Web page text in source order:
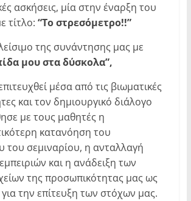
ασκήσεις, μία στην έναρξη του
τίτλο: “Το στρεσόμετρο!!”
της συνάντησης μας με
μου στα δύσκολα”,
μέσα από τις βιωματικές
και τον δημιουργικό διάλογο
με τους μαθητές η
κατανόηση του
του σεμιναρίου, η ανταλλαγή
και η ανάδειξη των
της προσωπικότητας μας ως
την επίτευξη των στόχων μας.